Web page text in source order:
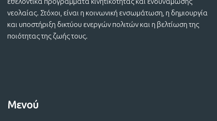
νεολαίας. Στόχοι, είναι η κοινωνική ενσωμάτωση, η δημιουργία
και υποστήριξη δικτύου ενεργών πολιτών και η βελτίωση της
ποιότητας της ζωής τους.
Μενού